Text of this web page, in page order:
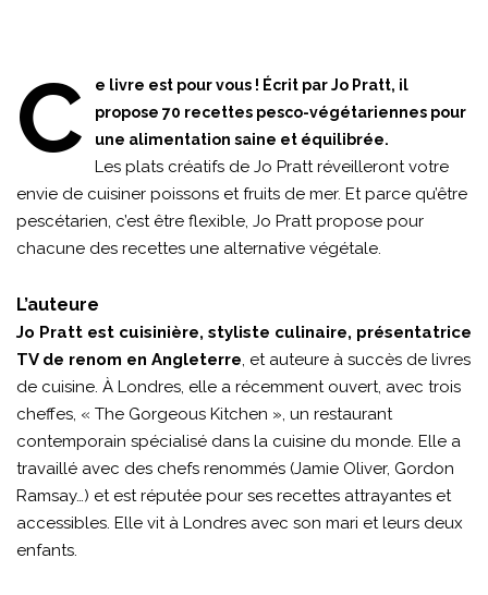
C
e livre est pour vous ! Écrit par Jo Pratt, il
propose 70 recettes pesco-végétariennes pour
une alimentation saine et équilibrée.
Les plats créatifs de Jo Pratt réveilleront votre
envie de cuisiner poissons et fruits de mer. Et parce qu’être
pescétarien, c’est être flexible, Jo Pratt propose pour
chacune des recettes une alternative végétale.
L’auteure
Jo Pratt est cuisinière, styliste culinaire, présentatrice
TV de renom en Angleterre, et auteure à succès de livres
de cuisine. À Londres, elle a récemment ouvert, avec trois
cheffes, « The Gorgeous Kitchen », un restaurant
contemporain spécialisé dans la cuisine du monde. Elle a
travaillé avec des chefs renommés (Jamie Oliver, Gordon
Ramsay…) et est réputée pour ses recettes attrayantes et
accessibles. Elle vit à Londres avec son mari et leurs deux
enfants.